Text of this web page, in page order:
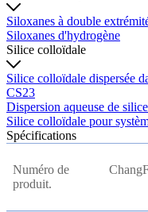
Siloxanes à double
Siloxanes d'hydrogène
Silice colloïdale
Silice colloïdale dispersée
CS23
Dispersion aqueuse de
Silice colloïdale pour
Spécifications
Numéro de
produit.